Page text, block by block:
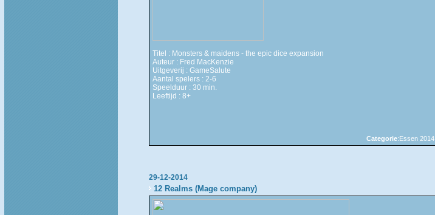
Titel : Monsters & maidens - the epic dice expansion
Auteur : Fred MacKenzie
Uitgeverij : GameSalute
Aantal spelers : 2-6
Speelduur : 30 min.
Leeftijd : 8+
Categorie:Essen 2014
29-12-2014
12 Realms (Mage company)